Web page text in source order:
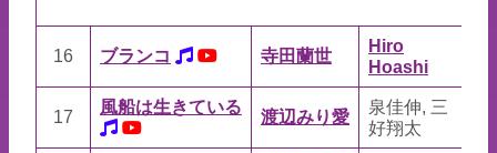
16 ブランコ 寺田蘭世
Hiro
Hoashi
17
風船は生きている
渡辺みり愛
泉佳伸, 三
好翔太